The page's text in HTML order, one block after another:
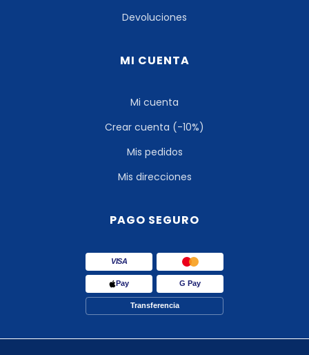
Devoluciones
MI CUENTA
Mi cuenta
Crear cuenta (-10%)
Mis pedidos
Mis direcciones
PAGO SEGURO
VISA
Pay G Pay
Transferencia